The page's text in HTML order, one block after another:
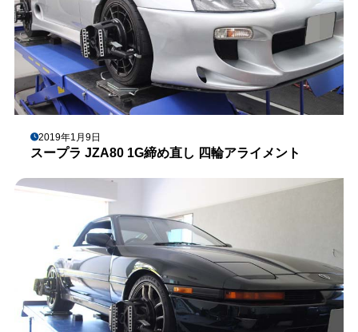
2019年1月9日
スープラ JZA80 1G締め直し 四輪アライメント